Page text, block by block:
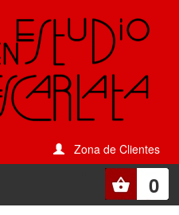
Zona de Clientes
0